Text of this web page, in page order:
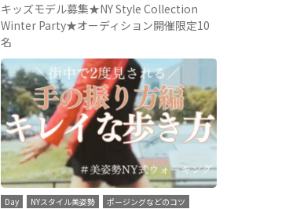
キッズモデル募集★NY Style Collection
Winter Party★オーディション開催限定10
名
Day NYスタイル美姿勢
ポージングなどのコツ